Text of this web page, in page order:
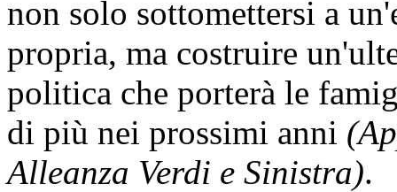
non solo sottomettersi a
propria, ma costruire
politica che porterà le
di più nei prossimi anni
Alleanza Verdi e Sinistra).